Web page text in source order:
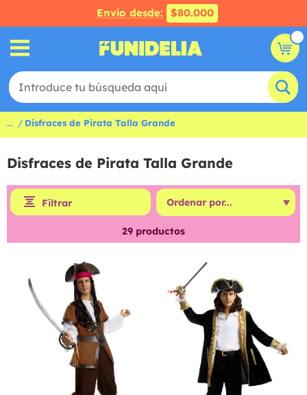
Envío desde: $80.000
... Disfraces de Pirata Talla Grande
Disfraces de Pirata Talla Grande
Filtrar
29 productos